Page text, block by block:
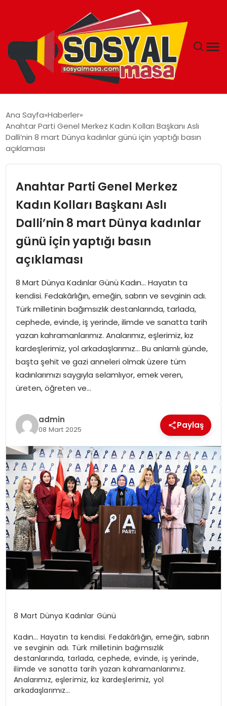
EKONOMI
TEKNOLOJI
EĞITIM
SPOR
GÜNDEM
MAGAZIN
Ana Sayfa Haberler
Anahtar Parti Genel Merkez Kadın Kolları Başkanı Aslı
Dalli’nin 8 mart Dünya kadınlar günü için yaptığı basın
açıklaması
Anahtar Parti Genel Merkez
Kadın Kolları Başkanı Aslı
Dalli’nin 8 mart Dünya kadınlar
günü için yaptığı basın
açıklaması
8 Mart Dünya Kadınlar Günü Kadın… Hayatın ta
kendisi. Fedakârlığın, emeğin, sabrın ve sevginin adı.
Türk milletinin bağımsızlık destanlarında, tarlada,
cephede, evinde, iş yerinde, ilimde ve sanatta tarih
yazan kahramanlarımız. Analarımız, eşlerimiz, kız
kardeşlerimiz, yol arkadaşlarımız… Bu anlamlı günde,
başta şehit ve gazi anneleri olmak üzere tüm
kadınlarımızı saygıyla selamlıyor, emek veren,
üreten, öğreten ve…
admin
08 Mart 2025 Paylaş
8 Mart Dünya Kadınlar Günü
Kadın… Hayatın ta kendisi. Fedakârlığın, emeğin, sabrın
ve sevginin adı. Türk milletinin bağımsızlık
destanlarında, tarlada, cephede, evinde, iş yerinde,
ilimde ve sanatta tarih yazan kahramanlarımız.
Analarımız, eşlerimiz, kız kardeşlerimiz, yol
arkadaşlarımız…